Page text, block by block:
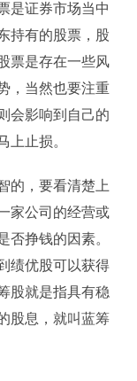
是证券市场当中
持有的股票，股
票是存在一些风
，当然也要注重
会影响到自己的
上止损。
的，要看清楚上
家公司的经营或
否挣钱的因素。
绩优股可以获得
股就是指具有稳
股息，就叫蓝筹